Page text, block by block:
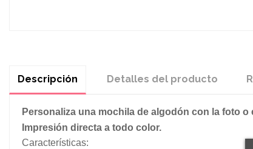
Descripción Detalles del producto
Personaliza una mochila de algodón con la foto o
Impresión directa a todo color.
Características: